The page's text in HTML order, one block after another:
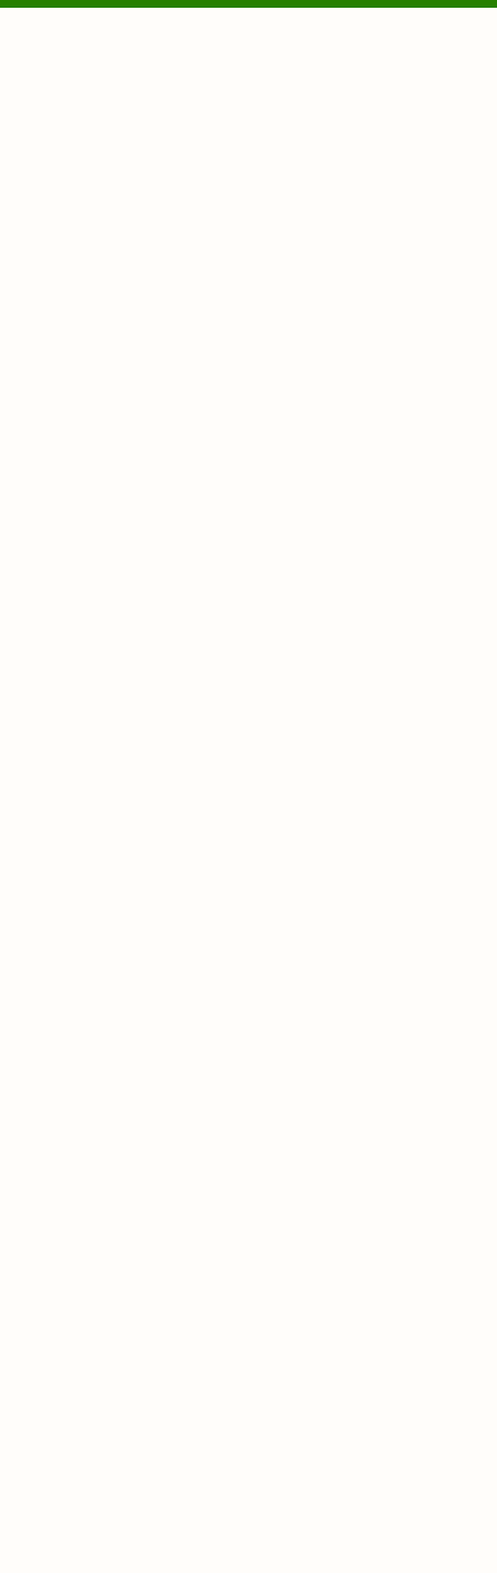
ins Postfach